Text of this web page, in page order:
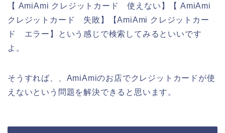
【 AmiAmi クレジットカード 使えない】【 AmiAmi
クレジットカード 失敗】【AmiAmi クレジットカー
ド エラー】という感じで検索してみるといいです
よ。
そうすれば、、AmiAmiのお店でクレジットカードが使
えないという問題を解決できると思います。